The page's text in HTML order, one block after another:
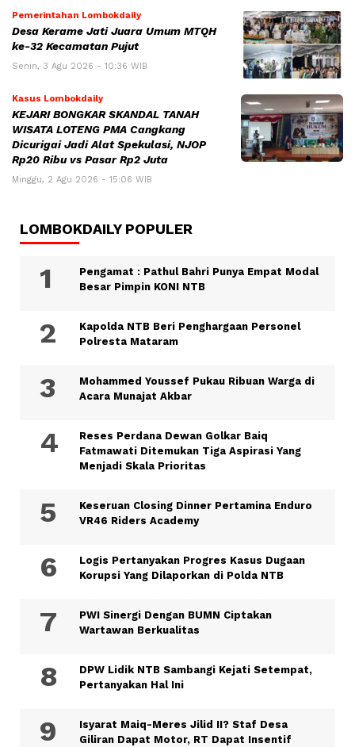
Pemerintahan Lombokdaily
Desa Kerame Jati Juara Umum MTQH
ke-32 Kecamatan Pujut
Senin, 3 Agu 2026 - 10:36 WIB
Kasus Lombokdaily
KEJARI BONGKAR SKANDAL TANAH
WISATA LOTENG PMA Cangkang
Dicurigai Jadi Alat Spekulasi, NJOP
Rp20 Ribu vs Pasar Rp2 Juta
Minggu, 2 Agu 2026 - 15:06 WIB
LOMBOKDAILY POPULER
Pengamat : Pathul Bahri Punya Empat Modal
Besar Pimpin KONI NTB
Kapolda NTB Beri Penghargaan Personel
Polresta Mataram
Mohammed Youssef Pukau Ribuan Warga di
Acara Munajat Akbar
Reses Perdana Dewan Golkar Baiq
Fatmawati Ditemukan Tiga Aspirasi Yang
Menjadi Skala Prioritas
Keseruan Closing Dinner Pertamina Enduro
VR46 Riders Academy
Logis Pertanyakan Progres Kasus Dugaan
Korupsi Yang Dilaporkan di Polda NTB
PWI Sinergi Dengan BUMN Ciptakan
Wartawan Berkualitas
DPW Lidik NTB Sambangi Kejati Setempat,
Pertanyakan Hal Ini
Isyarat Maiq-Meres Jilid II? Staf Desa
Giliran Dapat Motor, RT Dapat Insentif